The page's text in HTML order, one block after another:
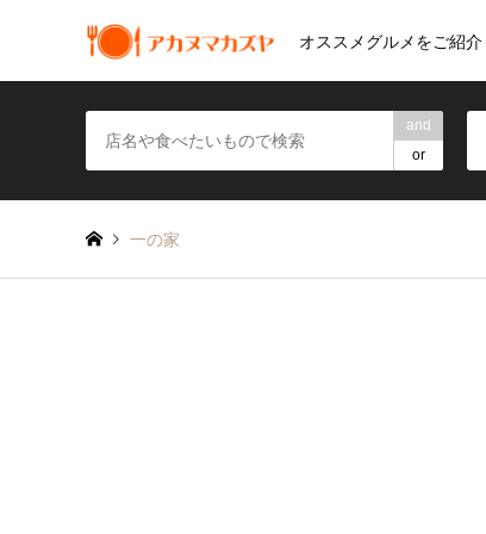
オススメグルメをご紹介
and
or
一の家